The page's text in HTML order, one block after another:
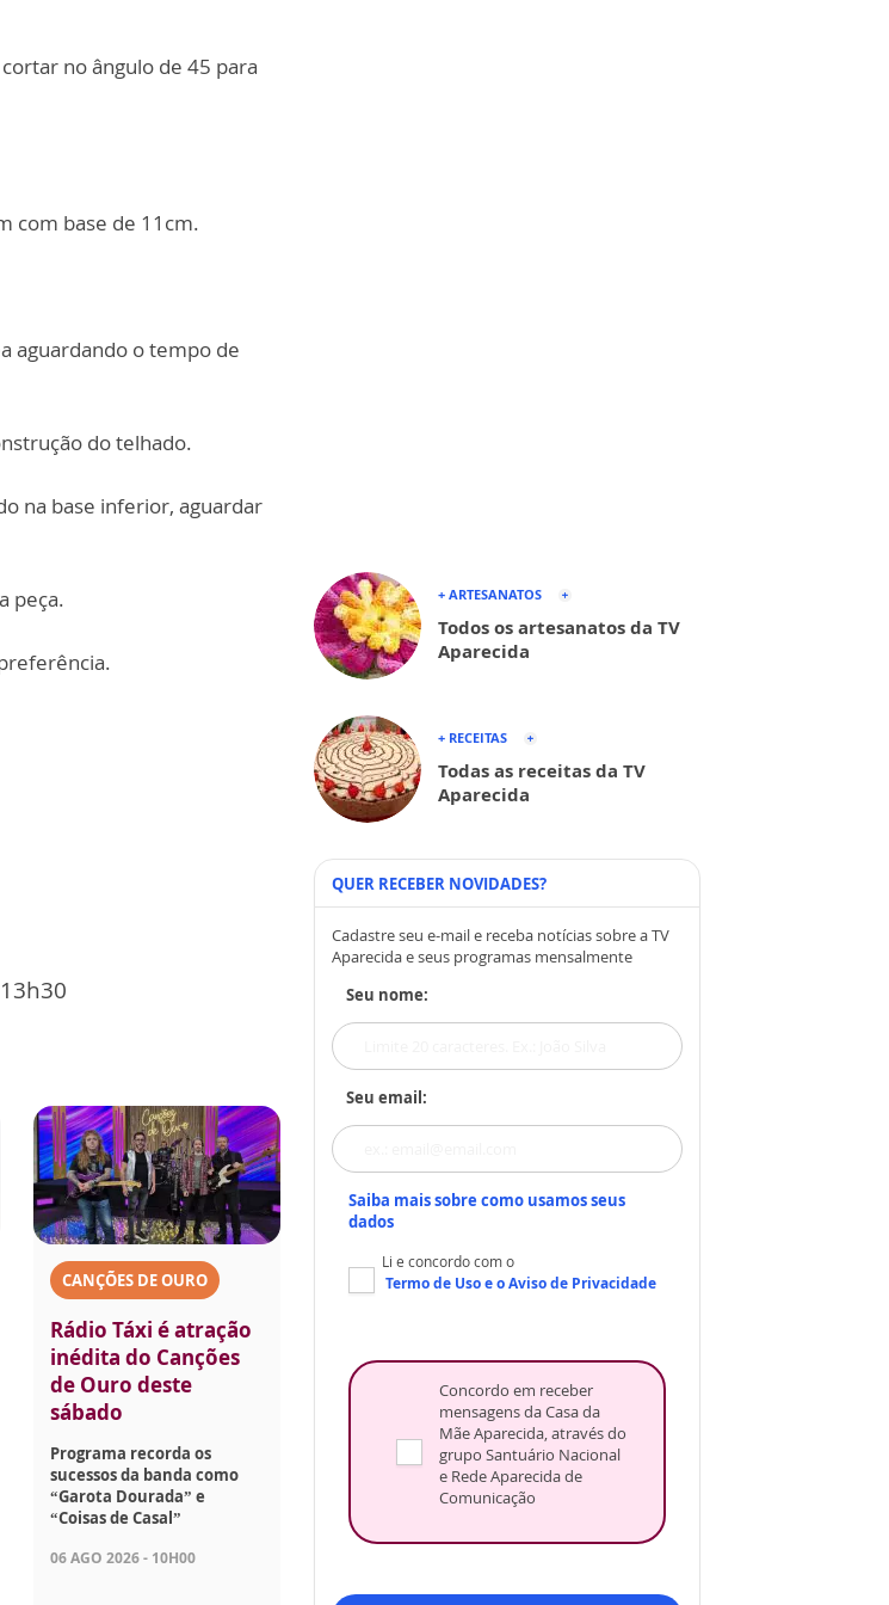
no ângulo de 45 para
com base de 11cm.
aguardando o tempo de
do telhado.
na base inferior, aguardar
peça.
CANÇÕES DE OURO
Rádio Táxi é atração
inédita do Canções
de Ouro deste
sábado
Programa recorda os
sucessos da banda como
“Garota Dourada” e
“Coisas de Casal”
06 AGO 2026 - 10H00
+ ARTESANATOS
Todos os artesanatos da TV
Aparecida
+ RECEITAS
Todas as receitas da TV
Aparecida
QUER RECEBER NOVIDADES?
Cadastre seu e-mail e receba notícias sobre a TV
Aparecida e seus programas mensalmente
Seu nome:
Seu email:
Saiba mais sobre como usamos seus
dados
Li e concordo com o
Termo de Usoe oAviso de Privacidade
Concordo em receber
mensagens da Casa da
Mãe Aparecida, através do
grupo Santuário Nacional
e Rede Aparecida de
Comunicação